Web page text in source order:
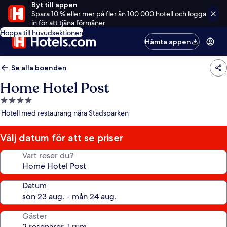
Byt till appen
Spara 10 % eller mer på fler än 100 000 hotell och logga
in för att tjäna förmåner
Hoppa till huvudsektionen
Hämta appen
Se alla boenden
Home Hotel Post
4.0-
stjärnigt
Hotell med restaurang nära Stadsparken
Välj datum för att se priser
Vart reser du?
Datum
Gäster